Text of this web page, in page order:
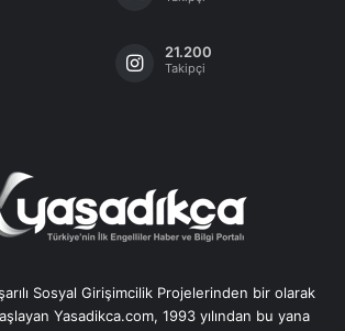
21.200
Takipçi
Sosyal Girişimcilik Projelerinden bir olarak
Yasadikca.com, 1993 yılından bu yana